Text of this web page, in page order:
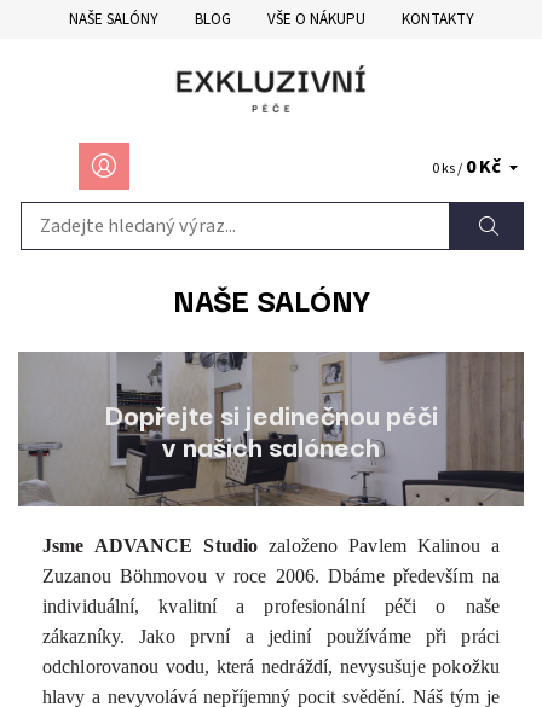
NAŠE SALÓNY BLOG VŠE O NÁKUPU KONTAKTY
0 ks / 0 Kč
NAŠE SALÓNY
Dopřejte si jedinečnou péči
v našich salónech
Jsme ADVANCE Studio založeno Pavlem Kalinou a
Zuzanou Böhmovou v roce 2006. Dbáme především na
individuální, kvalitní a profesionální péči o naše
zákazníky. Jako první a jediní používáme při práci
odchlorovanou vodu, která nedráždí, nevysušuje pokožku
hlavy a nevyvolává nepříjemný pocit svědění. Náš tým je